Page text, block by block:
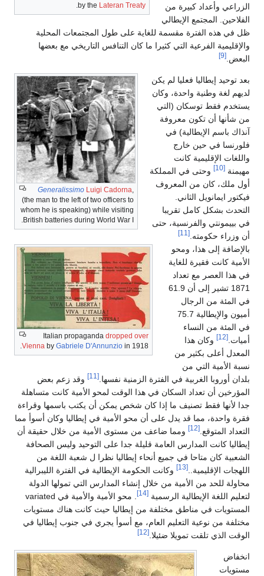
by the Lateran Treaty
الزراعي وأعداد كبيرة من
الفلاحين. المجتمع الإيطالي
ظل في هذه الفترة مقسمة للغاية على طول المجتمعات المحلية
والإقليمية الفرعية التي كثيرا ما كان التنافس التاريخي مع بعضها
البعض. [9]
Generalissimo Luigi Cadorna
(the man to the left of two officers to
whom he is speaking) while visiting
British batteries during World War I.
Italian propaganda dropped over
Vienna by Gabriele D'Annunzio in 1918.
بعد توحيد إيطاليا فعليا لم يكن
لديهم لغة وطنية واحدة، وكان
يستخدم فقط توسكان (التي
من شأنها أن تكون معروفة
آنذاك باسم الإيطالية) في
فلورنسا في حين خارج
واللغات الإقليمية كانت
مهيمنة [10]
وحتى في المملكة
أول ملك، كان من المعروف
فيكتور ايمانويل الثاني.
التحدث بشكل كامل تقريبا
في بييمونتي والفرنسية، حتى
أن وزراء حكومته. [11]
بالإضافة إلى هذا، ومحو
الأمية كانت فقيرة للغاية
في هذا العصر مع تعداد
1871 تشير إلى أن 61.9
في المئة من الرجال
أميون والإيطالية 75.7
في المئة من النساء
أميات. [12]
وكان هذا
المعدل أعلى بكثير من
نسبة الأمية التي من
بلدان أوروبا الغربية في الفترة الزمنية نفسها. [11]
وقد زعم بعض
المؤرخين أن تعداد السكان في هذا الوقت لمحو الأمية كانت متساهلة
جدا لأنها فقط تصنيف ما إذا كان شخص يمكن أن يكتب باسمها وقراءة
فقرة واحدة، مما قد يدل على أن محو الأمية في إيطاليا وكان أسوأ مما
التعداد المتوقع. [12]
ومما ضاعف من مستوى الأمية من خلال حقيقة أن
إيطاليا كانت المدارس العامة قليلة جدا على التوحيد وليس الصحافة
الشعبية كان متاحا في جميع أنحاء إيطاليا نظرا ل شعبة اللغة من
اللهجات الإقليمية..
[13]
وكانت الحكومة الإيطالية في الفترة الليبرالية
محاولة للحد من الأمية من خلال إنشاء المدارس التي تمولها الدولة
لتعليم اللغة الإيطالية الرسمية [14]
. محو الأمية والأمية في variated
المستويات في مناطق مختلفة من إيطاليا حيث كانت هناك مستويات
مختلفة من نوعية التعليم العام، مع أسوأ يجري في جنوب إيطاليا في
الوقت الذي تلقت تمويلا ضئيلا. [12]
انخفاض
مستويات